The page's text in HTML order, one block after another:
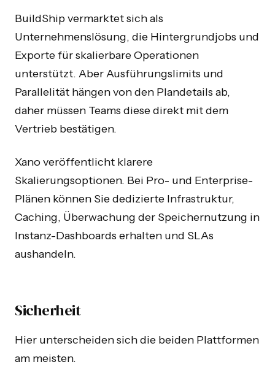
BuildShip vermarktet sich als
Unternehmenslösung, die Hintergrundjobs und
Exporte für skalierbare Operationen
unterstützt. Aber Ausführungslimits und
Parallelität hängen von den Plandetails ab,
daher müssen Teams diese direkt mit dem
Vertrieb bestätigen.
Xano veröffentlicht klarere
Skalierungsoptionen. Bei Pro- und Enterprise-
Plänen können Sie dedizierte Infrastruktur,
Caching, Überwachung der Speichernutzung in
Instanz-Dashboards erhalten und SLAs
aushandeln.
Sicherheit
Hier unterscheiden sich die beiden Plattformen
am meisten.